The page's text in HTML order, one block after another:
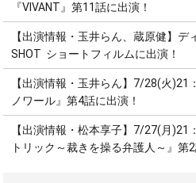
『VIVANT』第11話に出演！
【出演情報・玉井らん、蔵原健】デ
SHOT ショートフィルムに出演！
【出演情報・玉井らん】7/28(火)21
ノワール』第4話に出演！
【出演情報・松本享子】7/27(月)21
トリック～裁きを操る弁護人～』第2